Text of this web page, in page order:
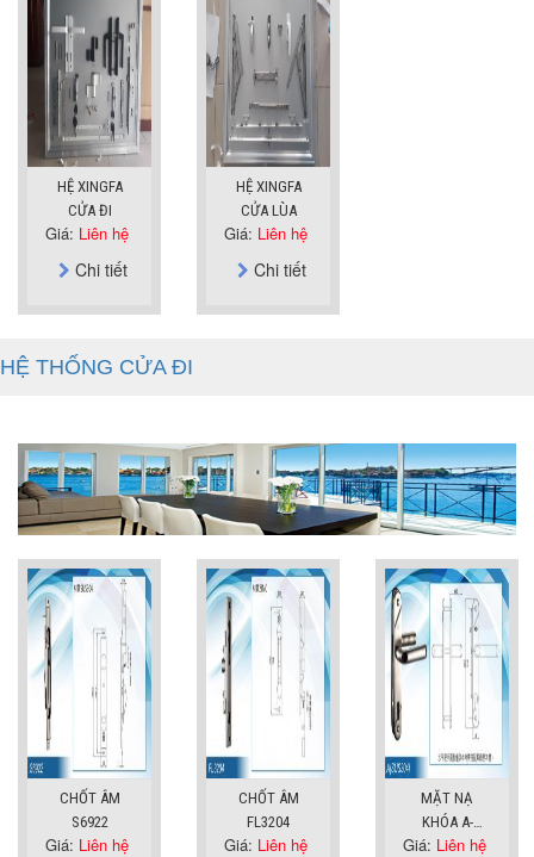
HỆ XINGFA
CỬA ĐI
Giá: Liên hệ
Chi tiết
HỆ XINGFA
CỬA LÙA
Giá: Liên hệ
Chi tiết
HỆ THỐNG CỬA ĐI
CHỐT ÂM
S6922
Giá: Liên hệ
CHỐT ÂM
FL3204
Giá: Liên hệ
MẶT NẠ
KHÓA A-
SUS304
Giá: Liên hệ